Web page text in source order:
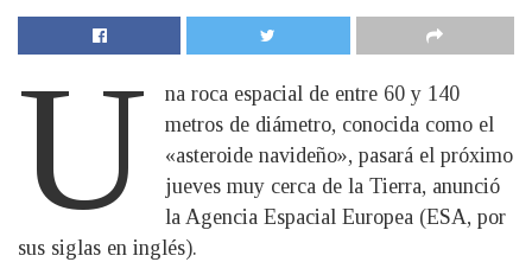
U
na roca espacial de entre 60 y 140
metros de diámetro, conocida como el
«asteroide navideño», pasará el próximo
jueves muy cerca de la Tierra, anunció
la Agencia Espacial Europea (ESA, por
sus siglas en inglés).